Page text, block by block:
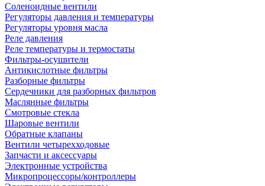
Соленоидные вентили
Регуляторы давления и температуры
Регуляторы уровня масла
Реле давления
Реле температуры и термостаты
Фильтры-осушители
Антикислотные фильтры
Разборные фильтры
Сердечники для разборных фильтров
Маслянные фильтры
Смотровые стекла
Шаровые вентили
Обратные клапаны
Вентили четырехходовые
Запчасти и аксессуары
Электронные устройства
Микропроцессоры/контроллеры